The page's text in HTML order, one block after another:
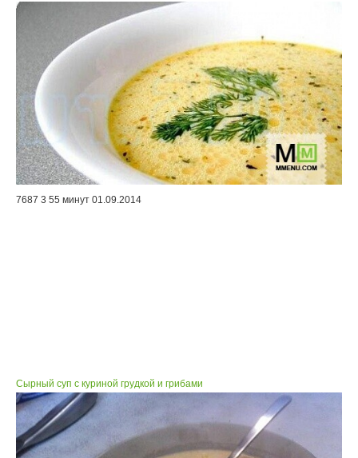
7687 3 55 минут 01.09.2014
Сырный суп с куриной грудкой и грибами